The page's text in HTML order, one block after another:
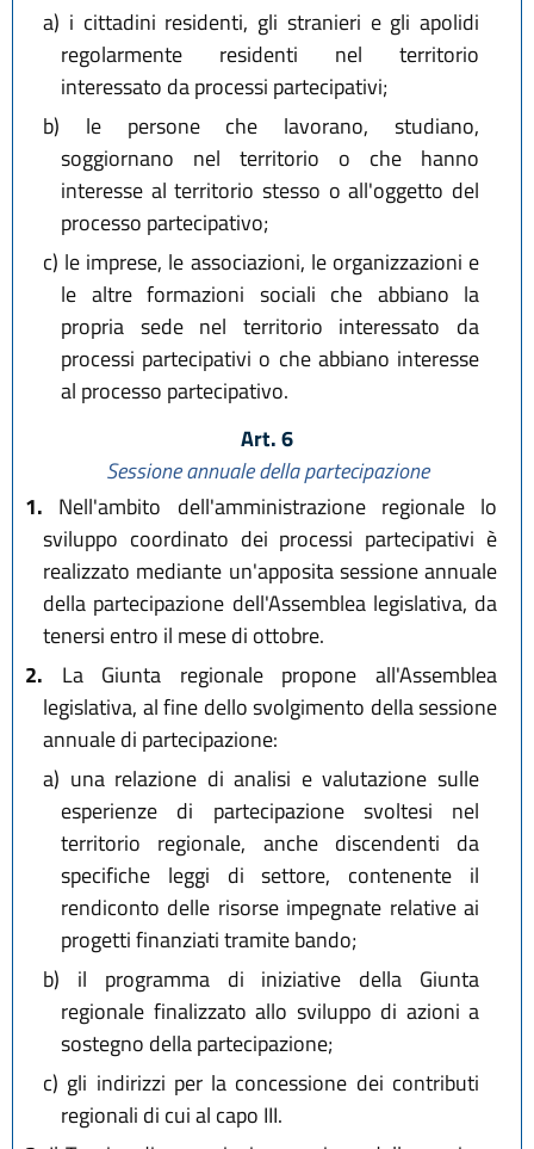
a) i cittadini residenti, gli stranieri e gli apolidi
regolarmente residenti nel territorio
interessato da processi partecipativi;
b) le persone che lavorano, studiano,
soggiornano nel territorio o che hanno
interesse al territorio stesso o all'oggetto del
processo partecipativo;
c) le imprese, le associazioni, le organizzazioni e
le altre formazioni sociali che abbiano la
propria sede nel territorio interessato da
processi partecipativi o che abbiano interesse
al processo partecipativo.
Art. 6
Sessione annuale della partecipazione
1. Nell'ambito dell'amministrazione regionale lo
sviluppo coordinato dei processi partecipativi è
realizzato mediante un'apposita sessione annuale
della partecipazione dell'Assemblea legislativa, da
tenersi entro il mese di ottobre.
2. La Giunta regionale propone all'Assemblea
legislativa, al fine dello svolgimento della sessione
annuale di partecipazione:
a) una relazione di analisi e valutazione sulle
esperienze di partecipazione svoltesi nel
territorio regionale, anche discendenti da
specifiche leggi di settore, contenente il
rendiconto delle risorse impegnate relative ai
progetti finanziati tramite bando;
b) il programma di iniziative della Giunta
regionale finalizzato allo sviluppo di azioni a
sostegno della partecipazione;
c) gli indirizzi per la concessione dei contributi
regionali di cui al capo III.